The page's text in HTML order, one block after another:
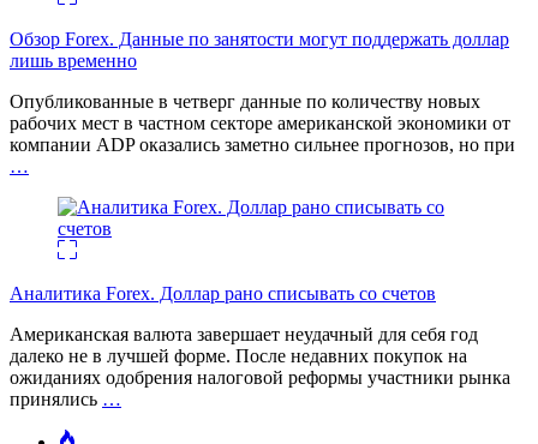
Обзор Forex. Данные по занятости могут поддержать доллар
лишь временно
Опубликованные в четверг данные по количеству новых
рабочих мест в частном секторе американской экономики от
компании ADP оказались заметно сильнее прогнозов, но при
…
Аналитика Forex. Доллар рано списывать со счетов
Американская валюта завершает неудачный для себя год
далеко не в лучшей форме. После недавних покупок на
ожиданиях одобрения налоговой реформы участники рынка
принялись …